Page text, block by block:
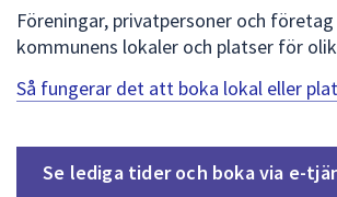
Föreningar, privatpersoner och
kommunens lokaler och platser för
Så fungerar det att boka lokal eller
Se lediga tider och boka via e-